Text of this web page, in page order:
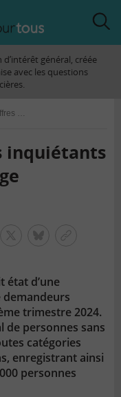
général, créée
avec les questions
Les derniers chiffres inquiétants du chômage
inquiétants
état d’une
trimestre 2024.
de personnes sans
catégories
enregistrant ainsi
personnes